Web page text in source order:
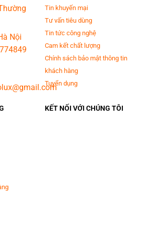
Nội
Tin khuyến mại
Tư vấn tiêu dùng
Tin tức công nghệ
Cam kết chất lượng
Chính sách bảo mật thông tin
khách hàng
Tuyển dụng
KẾT NỐI VỚI CHÚNG TÔI